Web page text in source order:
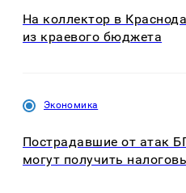
На коллектор в
из краевого бюджета
Экономика
Пострадавшие от атак
могут получить